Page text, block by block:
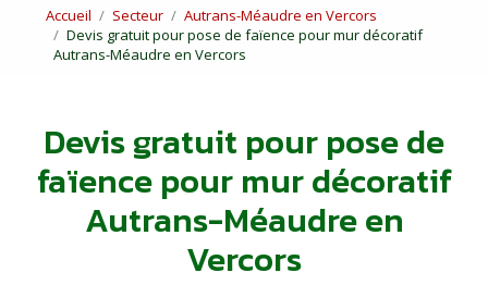
Accueil Secteur
Autrans-Méaudre en Vercors
Devis gratuit pour pose de faïence pour mur décoratif
Autrans-Méaudre en Vercors
Devis gratuit pour pose de
faïence pour mur décoratif
Autrans-Méaudre en
Vercors